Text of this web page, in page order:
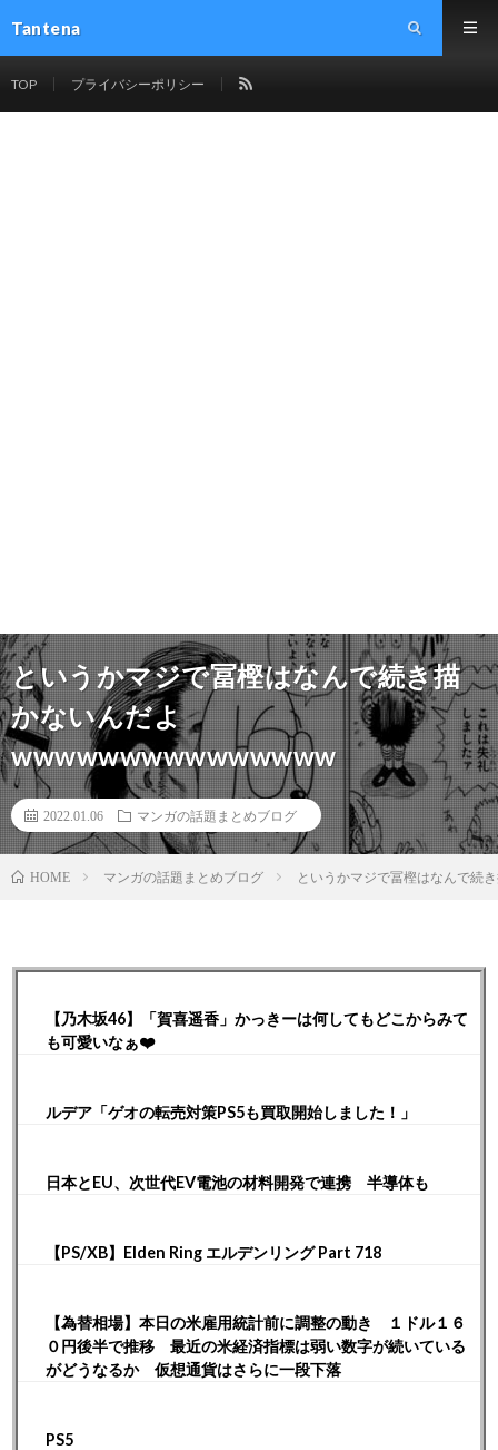
Tantena
TOP プライバシーポリシー
というかマジで冨樫はなんで続き描
かないんだよ
wwwwwwwwwwwwwww
2022.01.06 マンガの話題まとめブログ
HOME マンガの話題まとめブログ というかマジで冨樫はなんで続
【乃木坂46】「賀喜遥香」かっきーは何してもどこからみて
も可愛いなぁ❤️
ルデア「ゲオの転売対策PS5も買取開始しました！」
日本とEU、次世代EV電池の材料開発で連携 半導体も
【PS/XB】Elden Ring エルデンリング Part 718
【為替相場】本日の米雇用統計前に調整の動き １ドル１６
０円後半で推移 最近の米経済指標は弱い数字が続いている
がどうなるか 仮想通貨はさらに一段下落
PS5